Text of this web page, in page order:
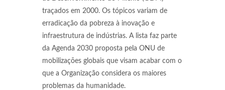
traçados em 2000. Os tópicos variam de
erradicação da pobreza à inovação e
infraestrutura de indústrias. A lista faz parte
da Agenda 2030 proposta pela ONU de
mobilizações globais que visam acabar com o
que a Organização considera os maiores
problemas da humanidade.